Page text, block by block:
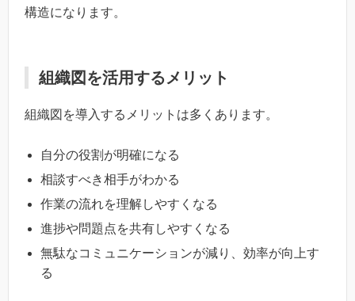
構造になります。
組織図を活用するメリット
組織図を導入するメリットは多くあります。
自分の役割が明確になる
相談すべき相手がわかる
作業の流れを理解しやすくなる
進捗や問題点を共有しやすくなる
無駄なコミュニケーションが減り、効率が向上す
る